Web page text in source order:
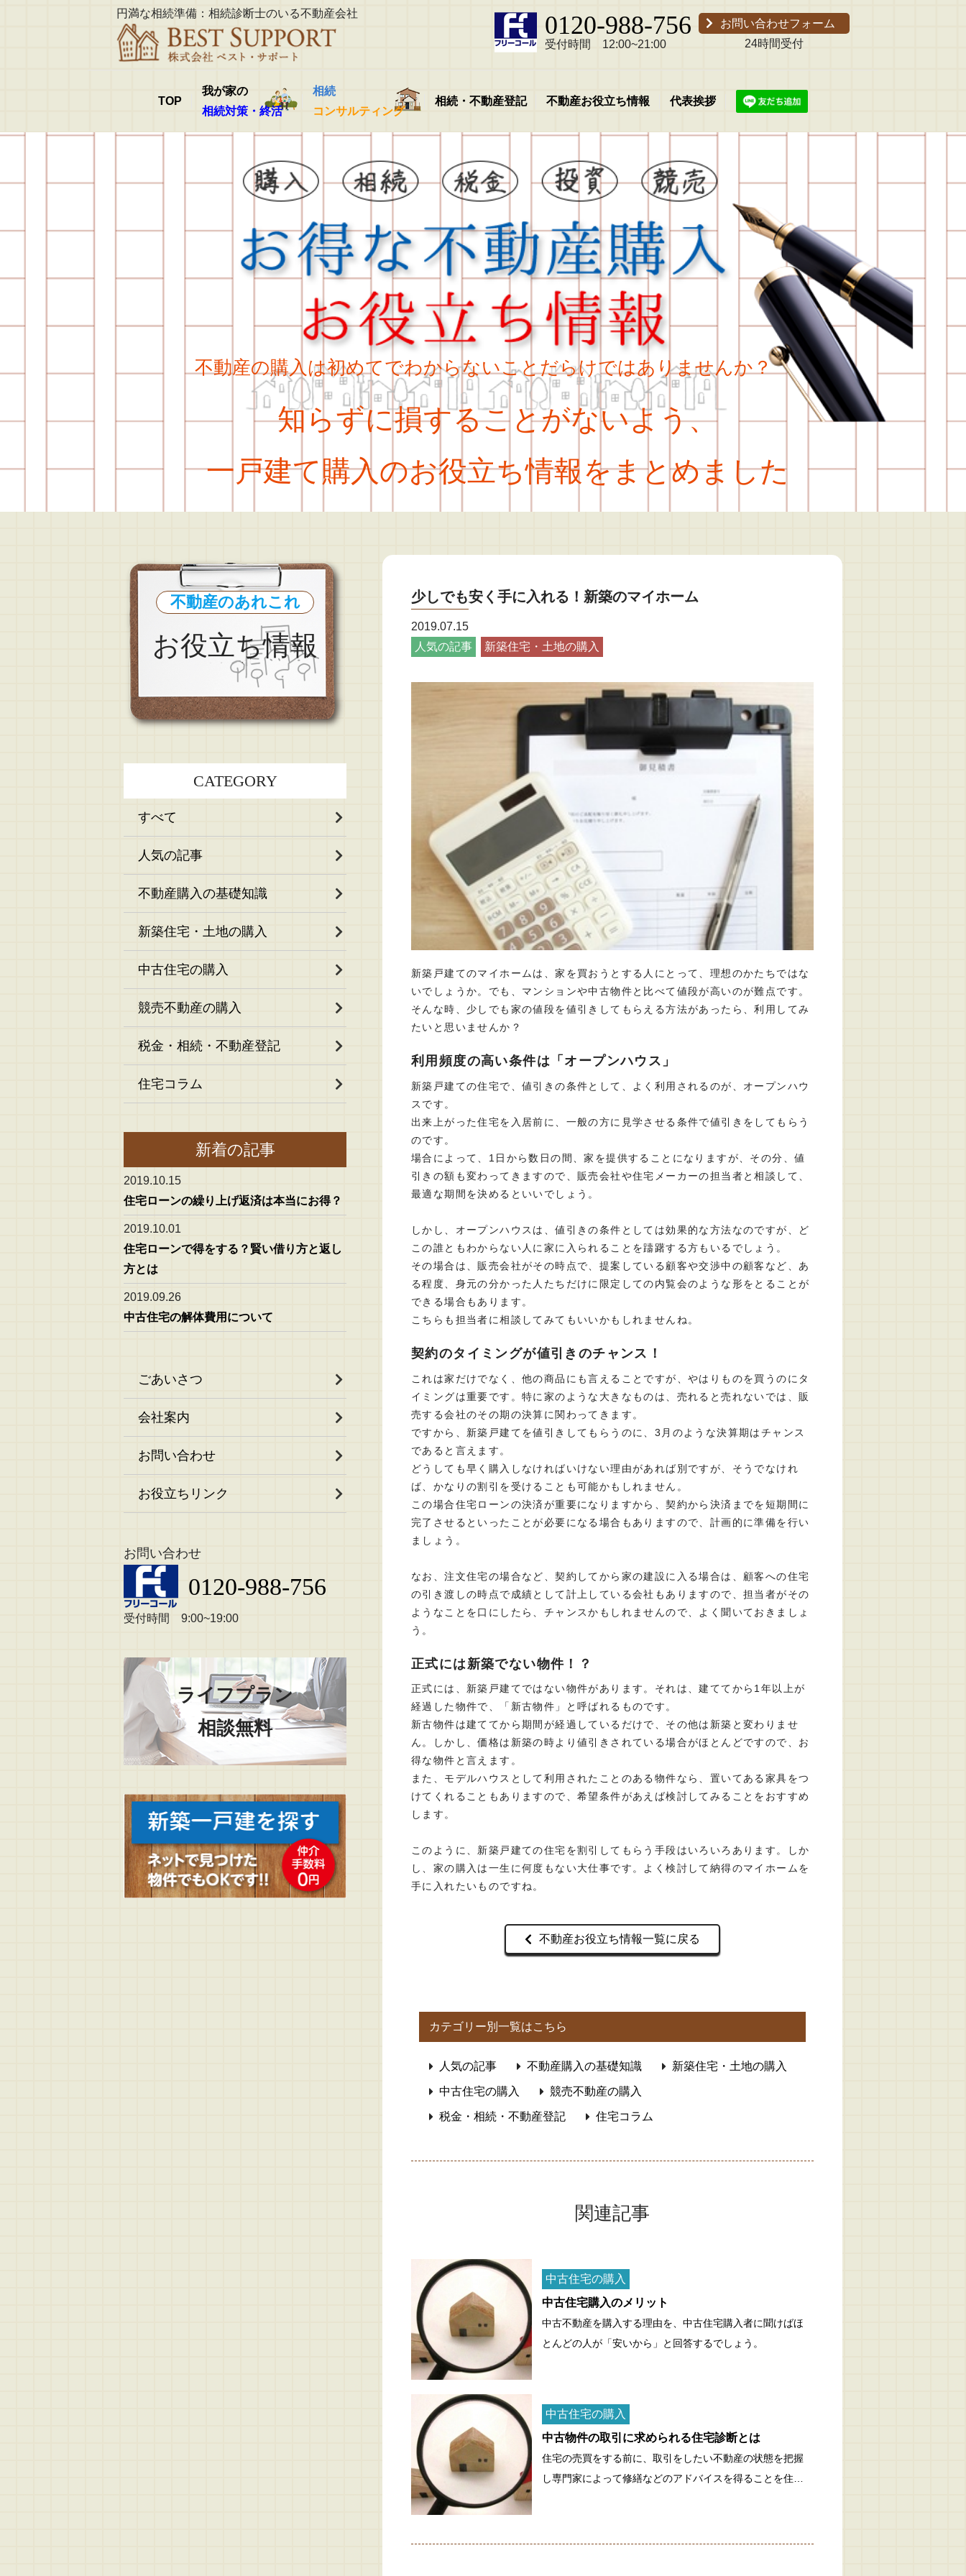
円満な相続準備：相続診断士のいる不動産会社 0120-988-756
受付時間 12:00~21:00
お問い合わせフォーム
24時間受付
TOP
我が家の
相続対策・終活
相続
コンサルティング
相続・不動産登記 不動産お役立ち情報 代表挨拶
不動産の購入は初めてでわからないことだらけではありませんか？
知らずに損することがないよう、
一戸建て購入のお役立ち情報をまとめました
不動産のあれこれ
お役立ち情報
CATEGORY
すべて
人気の記事
不動産購入の基礎知識
新築住宅・土地の購入
中古住宅の購入
競売不動産の購入
税金・相続・不動産登記
住宅コラム
新着の記事
2019.10.15
住宅ローンの繰り上げ返済は本当にお得？
2019.10.01
住宅ローンで得をする？賢い借り方と返し
方とは
2019.09.26
中古住宅の解体費用について
ごあいさつ
会社案内
お問い合わせ
お役立ちリンク
お問い合わせ
0120-988-756
受付時間 9:00~19:00
ライフプラン
相談無料
少しでも安く手に入れる！新築のマイホーム
2019.07.15
人気の記事
新築住宅・土地の購入
新築戸建てのマイホームは、家を買おうとする人にとって、理想のかたちではな
いでしょうか。でも、マンションや中古物件と比べて値段が高いのが難点です。
そんな時、少しでも家の値段を値引きしてもらえる方法があったら、利用してみ
たいと思いませんか？
利用頻度の高い条件は「オープンハウス」
新築戸建ての住宅で、値引きの条件として、よく利用されるのが、オープンハウ
スです。
出来上がった住宅を入居前に、一般の方に見学させる条件で値引きをしてもらう
のです。
場合によって、1日から数日の間、家を提供することになりますが、その分、値
引きの額も変わってきますので、販売会社や住宅メーカーの担当者と相談して、
最適な期間を決めるといいでしょう。
しかし、オープンハウスは、値引きの条件としては効果的な方法なのですが、ど
この誰ともわからない人に家に入られることを躊躇する方もいるでしょう。
その場合は、販売会社がその時点で、提案している顧客や交渉中の顧客など、あ
る程度、身元の分かった人たちだけに限定しての内覧会のような形をとることが
できる場合もあります。
こちらも担当者に相談してみてもいいかもしれませんね。
契約のタイミングが値引きのチャンス！
これは家だけでなく、他の商品にも言えることですが、やはりものを買うのにタ
イミングは重要です。特に家のような大きなものは、売れると売れないでは、販
売する会社のその期の決算に関わってきます。
ですから、新築戸建てを値引きしてもらうのに、3月のような決算期はチャンス
であると言えます。
どうしても早く購入しなければいけない理由があれば別ですが、そうでなけれ
ば、かなりの割引を受けることも可能かもしれません。
この場合住宅ローンの決済が重要になりますから、契約から決済までを短期間に
完了させるといったことが必要になる場合もありますので、計画的に準備を行い
ましょう。
なお、注文住宅の場合など、契約してから家の建設に入る場合は、顧客への住宅
の引き渡しの時点で成績として計上している会社もありますので、担当者がその
ようなことを口にしたら、チャンスかもしれませんので、よく聞いておきましょ
う。
正式には新築でない物件！？
正式には、新築戸建てではない物件があります。それは、建ててから1年以上が
経過した物件で、「新古物件」と呼ばれるものです。
新古物件は建ててから期間が経過しているだけで、その他は新築と変わりませ
ん。しかし、価格は新築の時より値引きされている場合がほとんどですので、お
得な物件と言えます。
また、モデルハウスとして利用されたことのある物件なら、置いてある家具をつ
けてくれることもありますので、希望条件があえば検討してみることをおすすめ
します。
このように、新築戸建ての住宅を割引してもらう手段はいろいろあります。しか
し、家の購入は一生に何度もない大仕事です。よく検討して納得のマイホームを
手に入れたいものですね。
不動産お役立ち情報一覧に戻る
カテゴリー別一覧はこちら
人気の記事 不動産購入の基礎知識 新築住宅・土地の購入
中古住宅の購入 競売不動産の購入
税金・相続・不動産登記 住宅コラム
関連記事
中古住宅の購入
中古住宅購入のメリット
中古不動産を購入する理由を、中古住宅購入者に聞けばほ
とんどの人が「安いから」と回答するでしょう。
中古住宅の購入
中古物件の取引に求められる住宅診断とは
住宅の売買をする前に、取引をしたい不動産の状態を把握
し専門家によって修繕などのアドバイスを得ることを住…